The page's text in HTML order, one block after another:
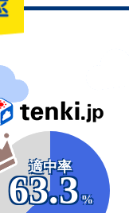
適中率
63.3
%